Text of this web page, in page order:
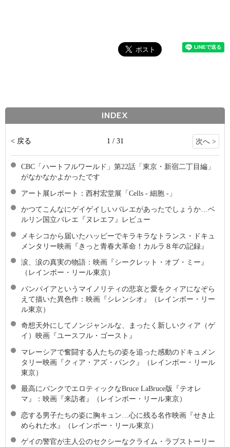
INDEX
< 戻る 1 / 31 次へ >
CBC「ハートフルワールド」第22話「東京・新宿二丁目編」
がなかなかよかったです
アート展レポート：西村宏堂展「Cells - 細胞 -」
かつてこんなにゲイゲイしいバレエがあったでしょうか…ベ
ルリン国立バレエ『ヌレエフ』レビュー
メキシコから届いたハッピーでキラキラなトランス・ドキュ
メンタリー映画『きっと青春大革命！カルラ８年の記録』
涙、涙の真実の物語：映画『シークレット・オブ・ミー』
（レインボー・リール東京）
バンパイアというマイノリティの悲哀と愛をクィアになぞら
えて描いた異色作：映画『シレンシオ』（レインボー・リー
ル東京）
奇想天外にしてノンジャンルな、まったく新しいクィア（ゲ
イ）映画『ユースフル・ゴースト』
マレーシアで奮闘する人たちの姿を追った感動のドキュメン
タリー映画『クィア・アズ・パンク』（レインボー・リール
東京）
最高にパンクでエロティックなBruce LaBruce版『テオレ
マ』：映画『来訪者』（レインボー・リール東京）
恋する男子たちの姿に胸キュン…心に残る名作映画『せき止
められた水』（レインボー・リール東京）
ゲイの警官が主人公のセクシーなクライム・ラブストーリー